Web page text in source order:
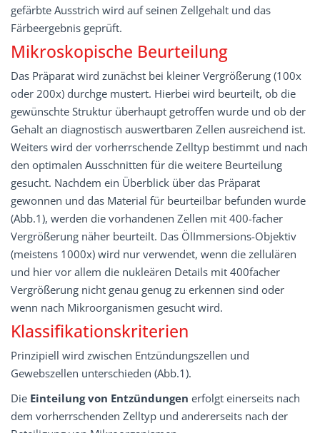
gefärbte Ausstrich wird auf seinen Zellgehalt und das
Färbeergebnis geprüft.
Mikroskopische Beurteilung
Das Präparat wird zunächst bei kleiner Ver­größerung (100x
oder 200x) durchge mustert. Hierbei wird beurteilt, ob die
gewünschte Struktur überhaupt getroffen wurde und ob der
Gehalt an diagnostisch auswertbaren Zellen ausreichend ist.
Weiters wird der vor­herrschende Zelltyp bestimmt und nach
den optimalen Ausschnitten für die weitere Be­urteilung
gesucht. Nachdem ein Überblick über das Präparat
gewonnen und das Mate­rial für beurteilbar befunden wurde
(Abb.1), werden die vorhandenen Zellen mit 400­-facher
Vergrößerung näher beurteilt. Das Öl­Immersions-­Objektiv
(meistens 1000x) wird nur verwendet, wenn die zellulären
und hier vor allem die nukleären Details mit 400­facher
Vergrößerung nicht genau genug zu erkennen sind oder
wenn nach Mikro­organismen gesucht wird.
Klassifikationskriterien
Prinzipiell wird zwischen Entzündungszellen und
Gewebszellen unterschieden (Abb.1).
Die Einteilung von Entzündungen erfolgt einerseits nach
dem vorherrschenden Zelltyp und andererseits nach der